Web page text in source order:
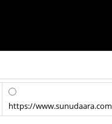
https://www.sunudaara.com